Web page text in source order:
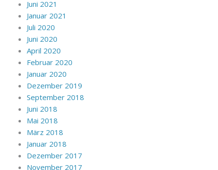
Juni 2021
Januar 2021
Juli 2020
Juni 2020
April 2020
Februar 2020
Januar 2020
Dezember 2019
September 2018
Juni 2018
Mai 2018
März 2018
Januar 2018
Dezember 2017
November 2017